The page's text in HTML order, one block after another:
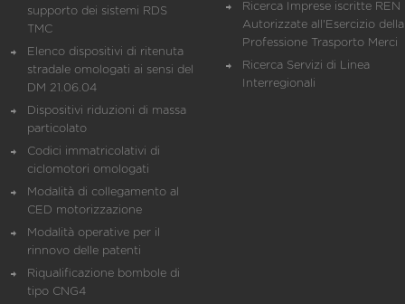
supporto dei sistemi RDS
TMC
Elenco dispositivi di ritenuta
stradale omologati ai sensi del
DM 21.06.04
Dispositivi riduzioni di massa
particolato
Codici immatricolativi di
ciclomotori omologati
Modalità di collegamento al
CED motorizzazione
Modalità operative per il
rinnovo delle patenti
Riqualificazione bombole di
tipo CNG4
Ricerca Imprese iscritte REN
Autorizzate all'Esercizio della
Professione Trasporto Merci
Ricerca Servizi di Linea
Interregionali